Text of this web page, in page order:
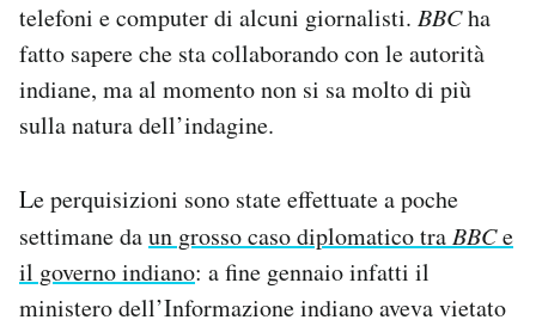
Newsletter
Notifiche mobile
Regala il Post
Hai bisogno di aiuto?
telefoni e computer di alcuni giornalisti. BBCha
fatto sapere che sta collaborando con le autorità
indiane, ma al momento non si sa molto di più
sulla natura dell’indagine.
Le perquisizioni sono state effettuate a poche
settimane daun grosso caso diplomatico tra BBCe
il governo indiano: a fine gennaio infatti il
ministero dell’Informazione indiano aveva vietato